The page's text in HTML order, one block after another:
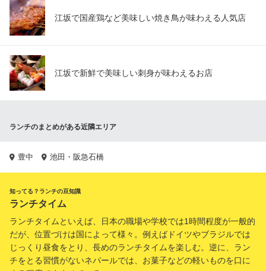
江坂で国産鶏など美味しい焼き鳥が味わえる人気店
江坂で新鮮で美味しい刺身が味わえるお店
ランチのまとめがある近隣エリア
豊中 池田・阪急石橋
知ってる？ランチの豆知識
ランチタイム
ランチタイムといえば、日本の職場や学校では1時間程度が一般的
だが、位置づけは国によって様々。例えばドイツやブラジルでは
じっくり昼食をとり、長めのランチタイムを楽しむ。逆に、ラン
チをとる習慣がないネパールでは、お菓子などの軽いものを口に